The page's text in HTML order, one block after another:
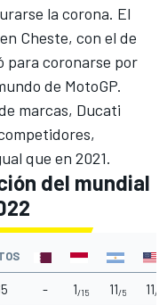
la corona. El
Cheste, con el de
para coronarse por
de MotoGP.
marcas, Ducati
que en 2021.
del mundial
- 1/15 11/5 11/5